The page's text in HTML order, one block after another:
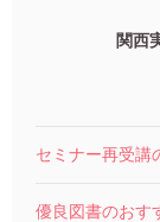
関西
セミナー再受講
優良図書のおす